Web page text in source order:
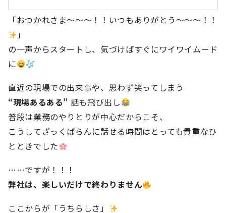
「おつかれさま～～～！！いつもありがとう～～～！！
」
の一声からスタートし、気づけばすぐにワイワイムード
に
直近の現場での出来事や、思わず笑ってしまう
“現場あるある” 話も飛び出し
普段は業務のやりとりが中心だからこそ、
こうしてざっくばらんに話せる時間はとっても貴重なひ
とときでした
……ですが！！！
弊社は、楽しいだけで終わりません
ここからが「うちらしさ」